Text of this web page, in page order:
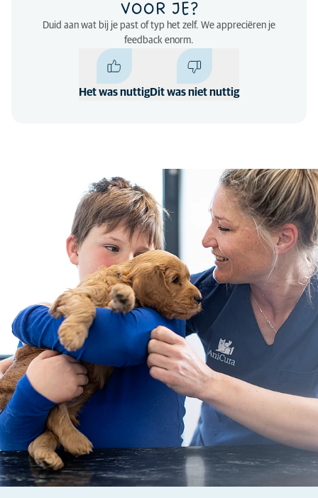
VOOR JE?
Duid aan wat bij je past of typ het zelf. We appreciëren je
feedback enorm.
Het was nuttigDit was niet nuttig